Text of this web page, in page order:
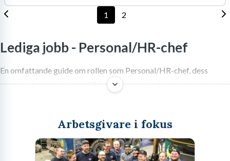
1 2
Lediga jobb - Personal/HR-chef
En omfattande guide om rollen som Personal/HR-chef, dess
strategiska betydelse, utbildningskrav och arbetsmarknadens
Rollen som Personal/HR-chef i det
Arbetsgivare i fokus